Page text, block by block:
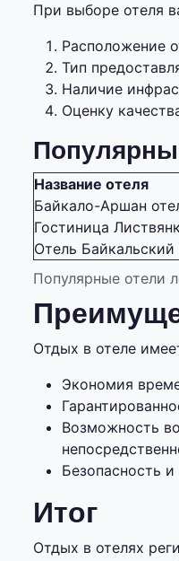
При выборе отеля
Расположение
Тип
Наличие
Оценку
Популярные отели
Название отеля
Байкало-Аршан
Гостиница
Отель Байкальский
Отдых в отеле
Экономия
Возможность
Безопасность
Итог
Отдых в отелях